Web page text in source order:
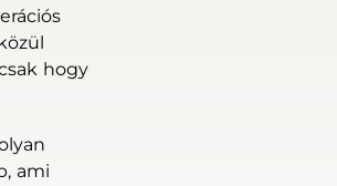
hogy
ami